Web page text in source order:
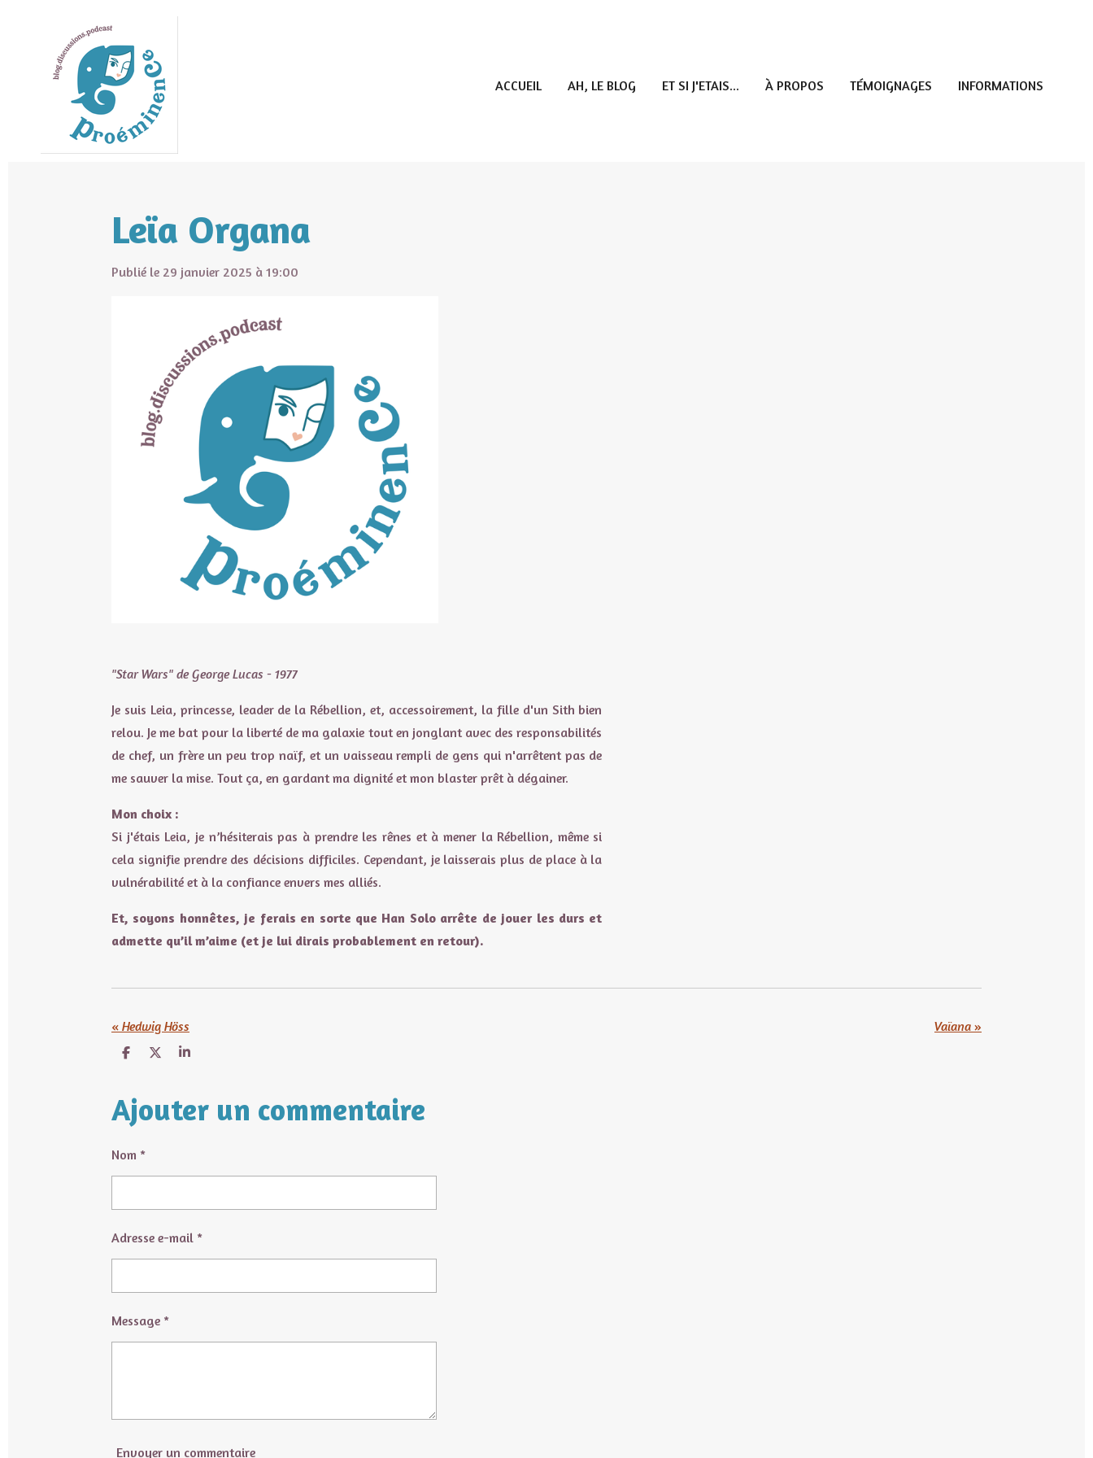
contenu
ACCUEIL AH, LE BLOG ET SI J'ETAIS... À PROPOS TÉMOIGNAGES INFORMATIONS
Leïa Organa
Publié le 29 janvier 2025 à 19:00
"Star Wars" de George Lucas - 1977
Je suis Leia, princesse, leader de la Rébellion, et, accessoirement, la fille d'un Sith bien
relou. Je me bat pour la liberté de ma galaxie tout en jonglant avec des responsabilités
de chef, un frère un peu trop naïf, et un vaisseau rempli de gens qui n'arrêtent pas de
me sauver la mise. Tout ça, en gardant ma dignité et mon blaster prêt à dégainer.
Mon choix :
Si j'étais Leia, je n’hésiterais pas à prendre les rênes et à mener la Rébellion, même si
cela signifie prendre des décisions difficiles. Cependant, je laisserais plus de place à la
vulnérabilité et à la confiance envers mes alliés.
Et, soyons honnêtes, je ferais en sorte que Han Solo arrête de jouer les durs et
admette qu’il m’aime (et je lui dirais probablement en retour).
« Hedwig Höss Vaïana »
P
a
g
P
a
g
P
a
g
Ajouter un commentaire
Nom *
Adresse e-mail *
Message *
Envoyer un commentaire